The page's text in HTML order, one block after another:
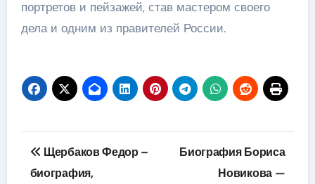
портретов и пейзажей, став мастером своего
дела и одним из правителей России.
Навигация
по
Щербаков Федор –
биография,
Биография Бориса
Новикова —